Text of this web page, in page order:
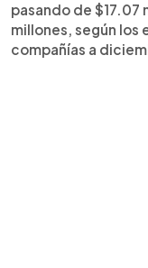
pasando de $17.07
millones, según los
compañías a